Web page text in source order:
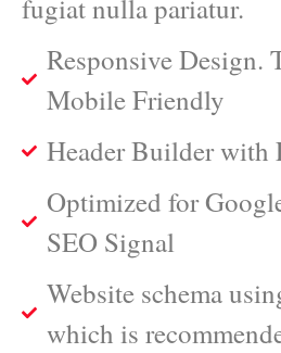
fugiat nulla pariatur.
Responsive Design.
Mobile Friendly
Header Builder with
Optimized for
SEO Signal
Website schema
which is